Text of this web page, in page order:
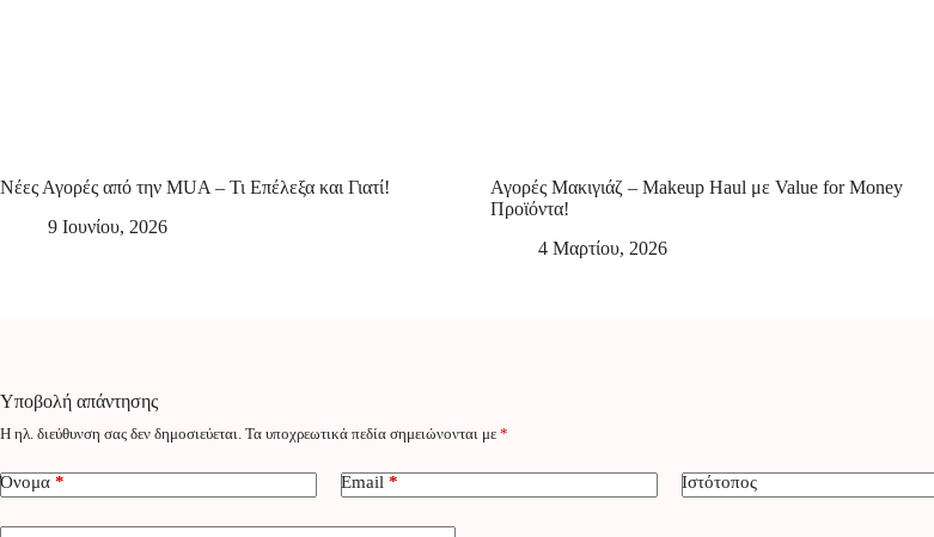
Νέες Αγορές από την MUA – Τι Επέλεξα και Γιατί!
9 Ιουνίου, 2026
Αγορές Μακιγιάζ – Makeup Haul με Value for Money
Προϊόντα!
4 Μαρτίου, 2026
Υποβολή απάντησης
Η ηλ. διεύθυνση σας δεν δημοσιεύεται. Τα υποχρεωτικά πεδία σημειώνονται με *
Όνομα * Email * Ιστότοπος